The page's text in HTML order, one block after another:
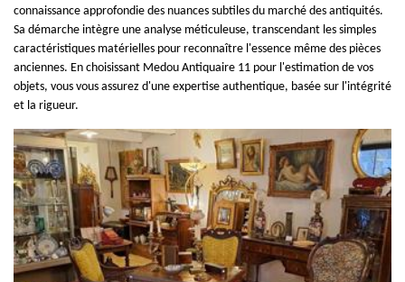
connaissance approfondie des nuances subtiles du marché des antiquités.
Sa démarche intègre une analyse méticuleuse, transcendant les simples
caractéristiques matérielles pour reconnaître l'essence même des pièces
anciennes. En choisissant Medou Antiquaire 11 pour l'estimation de vos
objets, vous vous assurez d'une expertise authentique, basée sur l'intégrité
et la rigueur.